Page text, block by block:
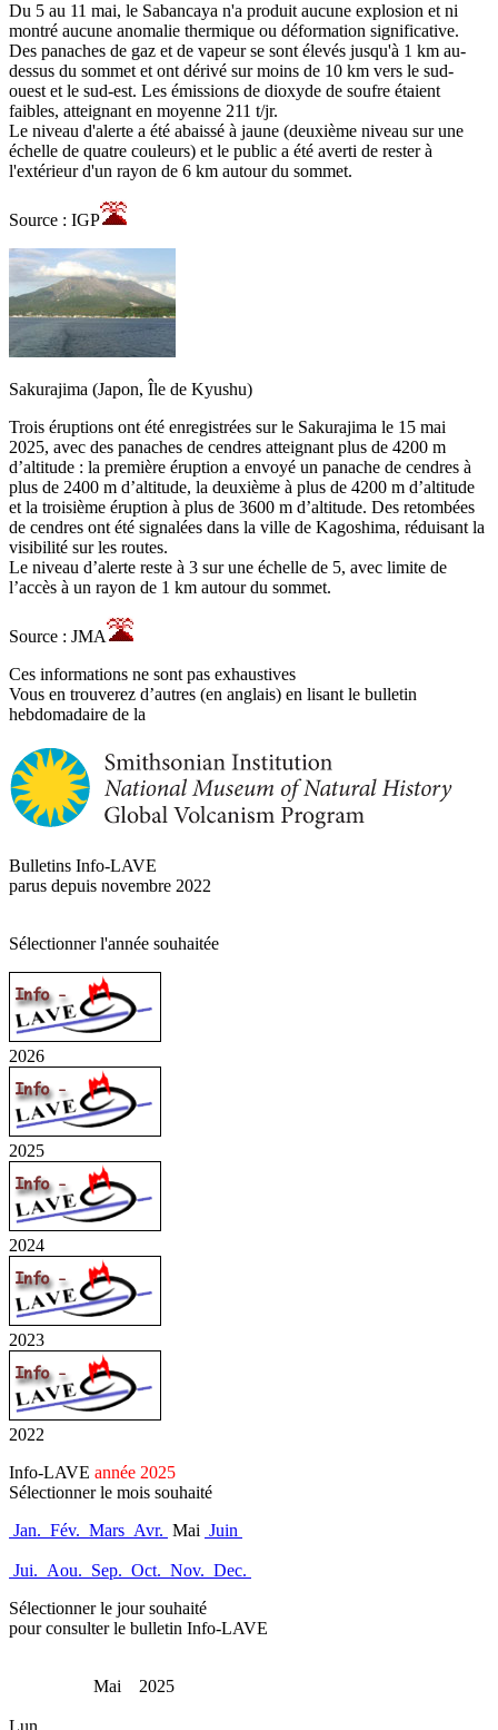
Du 5 au 11 mai, le Sabancaya n'a produit aucune explosion et ni
montré aucune anomalie thermique ou déformation significative.
Des panaches de gaz et de vapeur se sont élevés jusqu'à 1 km au-
dessus du sommet et ont dérivé sur moins de 10 km vers le sud-
ouest et le sud-est. Les émissions de dioxyde de soufre étaient
faibles, atteignant en moyenne 211 t/jr.
Le niveau d'alerte a été abaissé à jaune (deuxième niveau sur une
échelle de quatre couleurs) et le public a été averti de rester à
l'extérieur d'un rayon de 6 km autour du sommet.
Source : IGP
Sakurajima (Japon, Île de Kyushu)
Trois éruptions ont été enregistrées sur le Sakurajima le 15 mai
2025, avec des panaches de cendres atteignant plus de 4200 m
d’altitude : la première éruption a envoyé un panache de cendres à
plus de 2400 m d’altitude, la deuxième à plus de 4200 m d’altitude
et la troisième éruption à plus de 3600 m d’altitude. Des retombées
de cendres ont été signalées dans la ville de Kagoshima, réduisant la
visibilité sur les routes.
Le niveau d’alerte reste à 3 sur une échelle de 5, avec limite de
l’accès à un rayon de 1 km autour du sommet.
Source : JMA
Ces informations ne sont pas exhaustives
Vous en trouverez d’autres (en anglais) en lisant le bulletin
hebdomadaire de la
Bulletins Info-LAVE
parus depuis novembre 2022
Sélectionner l'année souhaitée
2026
2025
2024
2023
2022
Info-LAVE année 2025
Sélectionner le mois souhaité
Jan. Fév. Mars Avr. Mai Juin
Jui. Aou. Sep. Oct. Nov. Dec.
Sélectionner le jour souhaité
pour consulter le bulletin Info-LAVE
Mai 2025